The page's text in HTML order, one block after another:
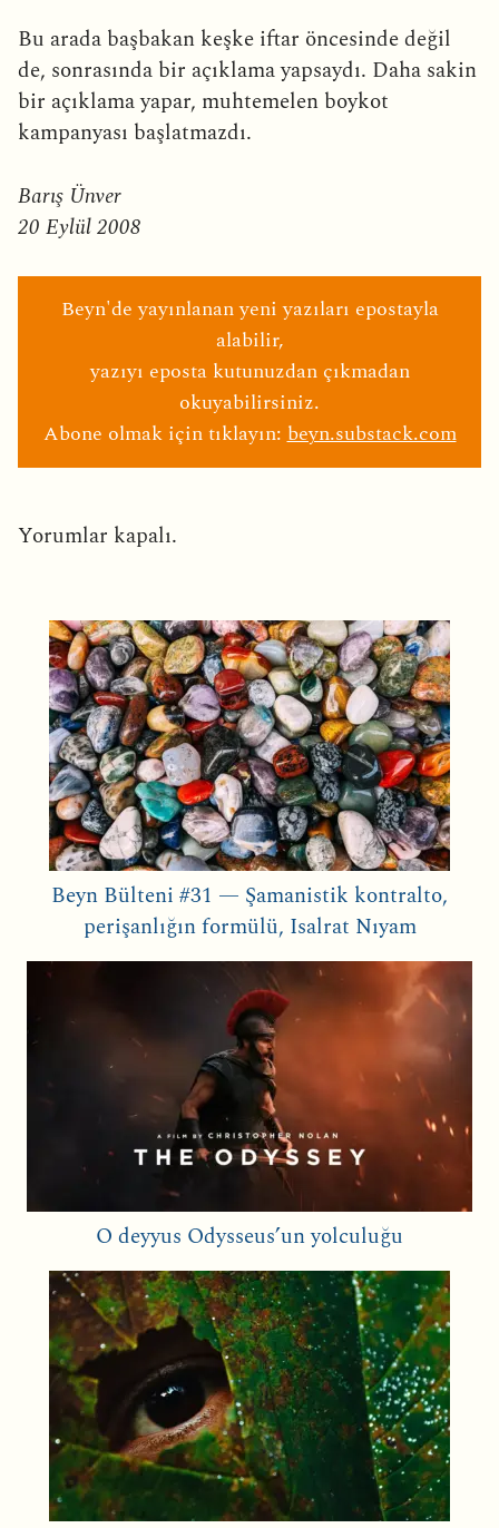
Bu arada başbakan keşke iftar öncesinde değil
de, sonrasında bir açıklama yapsaydı. Daha sakin
bir açıklama yapar, muhtemelen boykot
kampanyası başlatmazdı.
Barış Ünver
20 Eylül 2008
Beyn'de yayınlanan yeni yazıları epostayla
alabilir,
yazıyı eposta kutunuzdan çıkmadan
okuyabilirsiniz.
Abone olmak için tıklayın:beyn.substack.com
Yorumlar kapalı.
Beyn Bülteni #31 — Şamanistik kontralto,
perişanlığın formülü, Isalrat Nıyam
O deyyus Odysseus’un yolculuğu